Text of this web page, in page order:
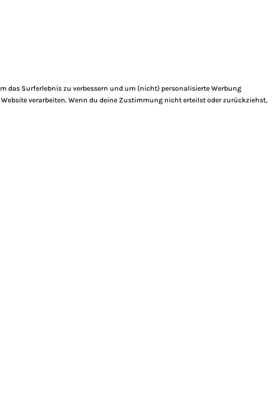
das Surferlebnis zu verbessern und um (nicht) personalisierte Werbung
verarbeiten. Wenn du deine Zustimmung nicht erteilst oder zurückziehst,